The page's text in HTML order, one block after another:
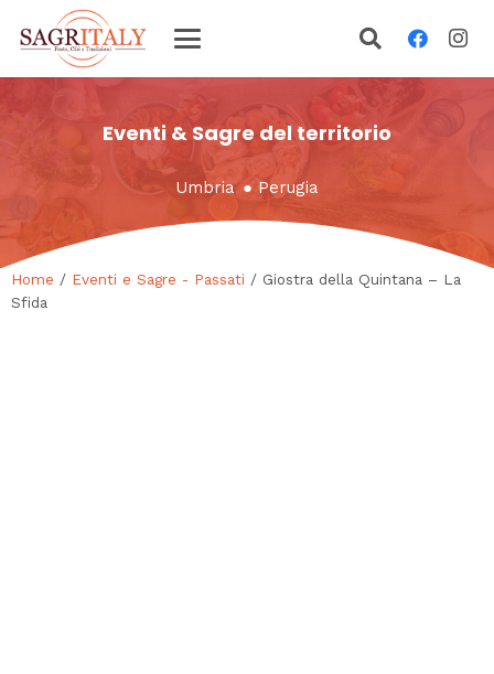
Eventi & Sagre del territorio
Umbria ● Perugia
Home / Eventi e Sagre - Passati / Giostra della Quintana – La
Sfida